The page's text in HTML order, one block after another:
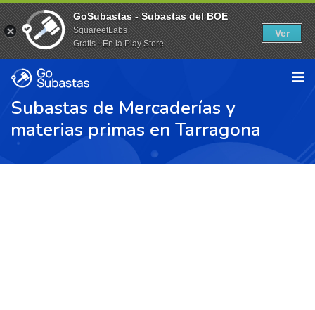
Subastas de Mercaderías y
materias primas en Tarragona
GoSubastas - Subastas del BOE
SquareetLabs
Gratis - En la Play Store
Ver